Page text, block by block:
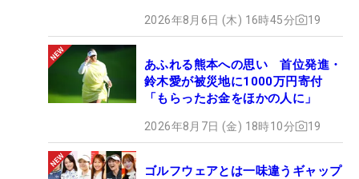
2026年8月6日 (木) 16時45分 19
あふれる熊本への思い 首位発進・
鈴木愛が被災地に1000万円寄付
「もらったお金をほかの人に」
2026年8月7日 (金) 18時10分 19
ゴルフウェアとは一味違うギャップ